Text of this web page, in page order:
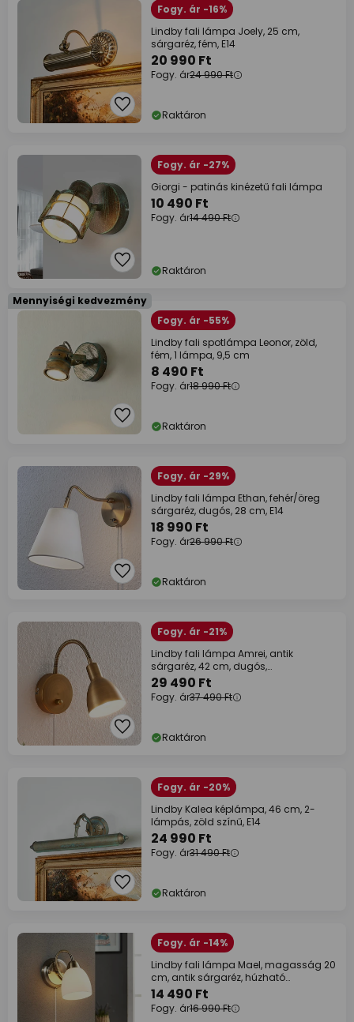
Fogy. ár -16%
Lindby fali lámpa Joely, 25 cm,
sárgaréz, fém, E14
20 990 Ft
Fogy. ár24 990 Ft
Raktáron
Fogy. ár -27%
Giorgi - patinás kinézetű fali lámpa
10 490 Ft
Fogy. ár14 490 Ft
Raktáron
Mennyiségi kedvezmény
Fogy. ár -55%
Lindby fali spotlámpa Leonor, zöld,
fém, 1 lámpa, 9,5 cm
8 490 Ft
Fogy. ár18 990 Ft
Raktáron
Fogy. ár -29%
Lindby fali lámpa Ethan, fehér/öreg
sárgaréz, dugós, 28 cm, E14
18 990 Ft
Fogy. ár26 990 Ft
Raktáron
Fogy. ár -21%
Lindby fali lámpa Amrei, antik
sárgaréz, 42 cm, dugós,
fényerőszabályzóval,
29 490 Ft
Fogy. ár37 490 Ft
Raktáron
Fogy. ár -20%
Lindby Kalea képlámpa, 46 cm, 2-
lámpás, zöld színű, E14
24 990 Ft
Fogy. ár31 490 Ft
Raktáron
Fogy. ár -14%
Lindby fali lámpa Mael, magasság 20
cm, antik sárgaréz, húzható
kapcsolóval
14 490 Ft
Fogy. ár16 990 Ft